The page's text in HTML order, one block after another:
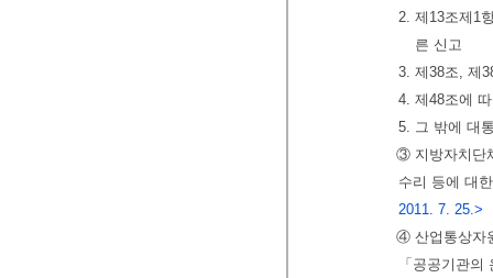
2. 제13조제1
른 신고
3. 제38조, 제
4. 제48조에
5. 그 밖에 대
③ 지방자치단
수리 등에 대
2011. 7. 25.>
④ 산업통상자
「공공기관